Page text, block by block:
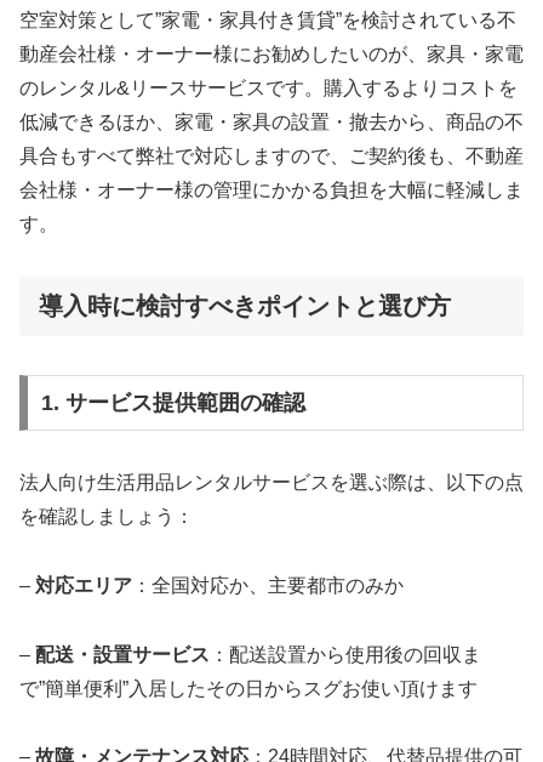
空室対策として”家電・家具付き賃貸”を検討されている不
動産会社様・オーナー様にお勧めしたいのが、家具・家電
のレンタル&リースサービスです。購入するよりコストを
低減できるほか、家電・家具の設置・撤去から、商品の不
具合もすべて弊社で対応しますので、ご契約後も、不動産
会社様・オーナー様の管理にかかる負担を大幅に軽減しま
す。
導入時に検討すべきポイントと選び方
1. サービス提供範囲の確認
法人向け生活用品レンタルサービスを選ぶ際は、以下の点
を確認しましょう：
– 対応エリア ：全国対応か、主要都市のみか
– 配送・設置サービス ：配送設置から使用後の回収ま
で”簡単便利”入居したその日からスグお使い頂けます
– 故障・メンテナンス対応 ：24時間対応、代替品提供の可